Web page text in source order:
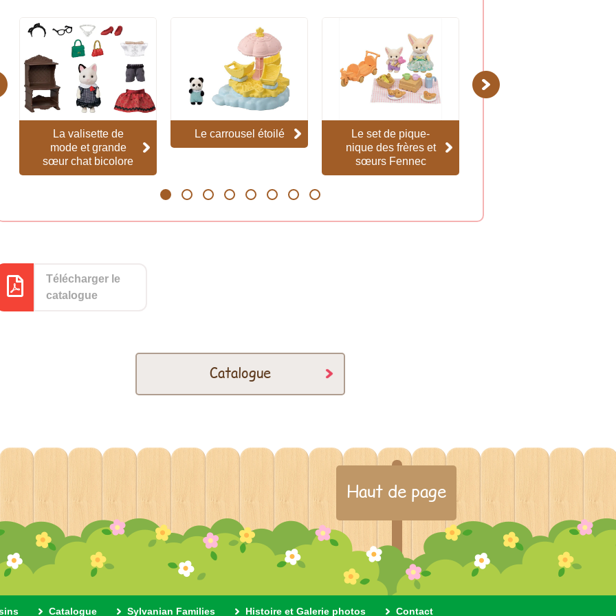
La valisette de
mode et grande
sœur chat bicolore
Le carrousel étoilé
Le set de pique-
nique des frères et
sœurs Fennec
Next
Télécharger le
catalogue
Catalogue
Haut de page
Catalogue Sylvanian Families Histoire et Galerie photos Contact